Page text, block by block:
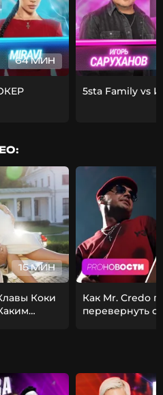
64 МИН
5sta Family vs
15 МИН
Коки
Как Mr. Credo
перевернуть